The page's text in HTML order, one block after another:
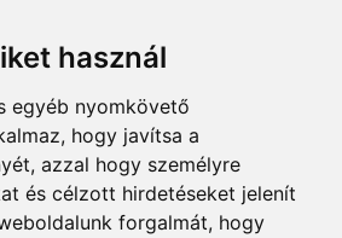
használ
egyéb nyomkövető
hogy javítsa a
azzal hogy személyre
és célzott hirdetéseket jelenít
forgalmát, hogy